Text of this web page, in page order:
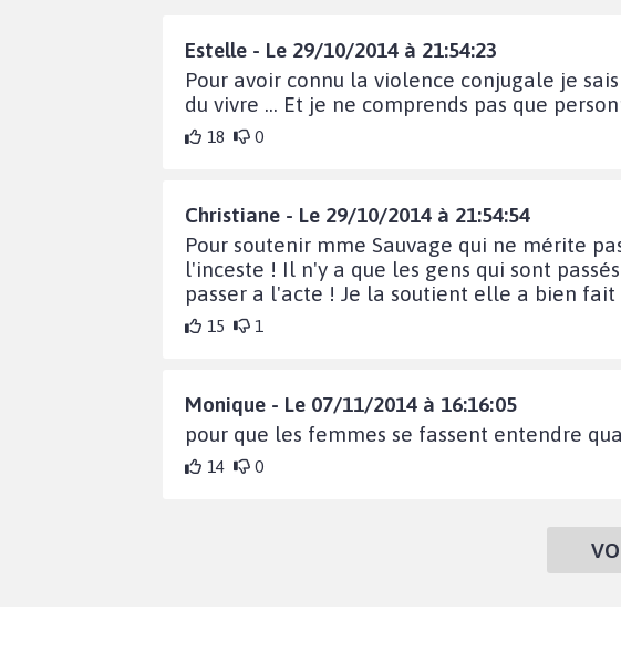
Estelle - Le 29/10/2014 à 21:54:23
Pour avoir connu la violence conjugale je
du vivre ... Et je ne comprends pas que
18 0
Christiane - Le 29/10/2014 à 21:54:54
Pour soutenir mme Sauvage qui ne mérite
l'inceste ! Il n'y a que les gens qui sont
passer a l'acte ! Je la soutient elle a bien
15 1
Monique - Le 07/11/2014 à 16:16:05
pour que les femmes se fassent entendre
14 0